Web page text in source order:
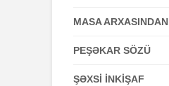
MASA ARXASINDAN
PEŞƏKAR SÖZÜ
ŞƏXSİ İNKİŞAF